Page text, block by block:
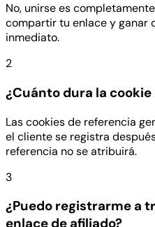
No, unirse es
compartir tu enlace y ganar
inmediato.
2
¿Cuánto dura la
Las cookies de referencia
el cliente se registra
referencia no se atribuirá.
3
¿Puedo registrarme a
enlace de afiliado?